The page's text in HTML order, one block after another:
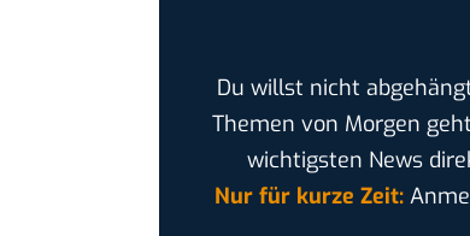
Du willst nicht
Themen von Morgen
wichtigsten News
Nur für kurze Zeit: